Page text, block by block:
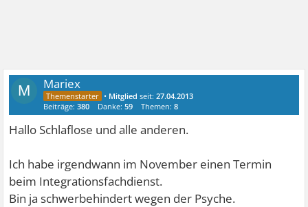
M Mariex
• Mitglied seit:27.04.2013
Beiträge:380 Danke:59 Themen:8
Hallo Schlaflose und alle anderen.
Ich habe irgendwann im November einen Termin
beim Integrationsfachdienst.
Bin ja schwerbehindert wegen der Psyche.